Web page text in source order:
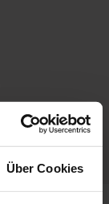
Über Cookies